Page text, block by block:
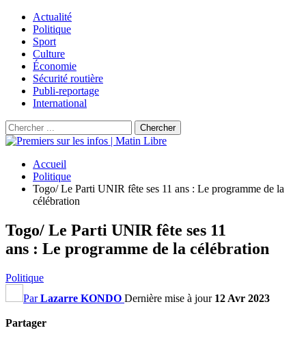
Actualité
Politique
Sport
Culture
Économie
Sécurité routière
Publi-reportage
International
Accueil
Politique
Togo/ Le Parti UNIR fête ses 11 ans : Le programme de la
célébration
Togo/ Le Parti UNIR fête ses 11
ans : Le programme de la célébration
Politique
ParLazarre KONDO Dernière mise à jour 12 Avr 2023
Partager